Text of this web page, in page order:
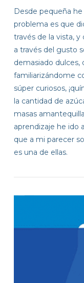
Desde pequeña he
problema es que
través de la vista, y
a través del gusto
demasiado dulces,
familiarizándome
súper curiosos,
la cantidad de
masas
aprendizaje he ido
que a mi parecer
es una de ellas.